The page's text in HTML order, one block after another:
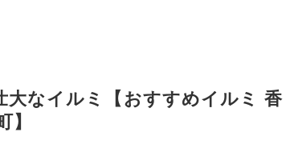
大なイルミ【おすすめイルミ 香
】